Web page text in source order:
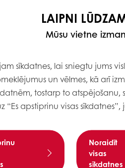
Mīklu izveltnē līdz 3
LAIPNI
Mūsu vietne
sīkdatnes, lai sniegtu jums
un vēlmes, kā arī
tostarp to atspējošanu,
“Es apstiprinu visas
Noraidīt
visas
sīkdatnes